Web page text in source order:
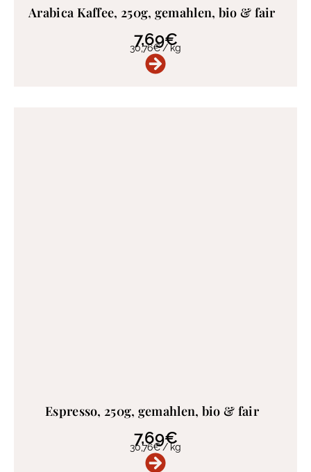
Arabica Kaffee, 250g, gemahlen, bio & fair
7,69€
30,76€/kg
Espresso, 250g, gemahlen, bio & fair
7,69€
30,76€/kg